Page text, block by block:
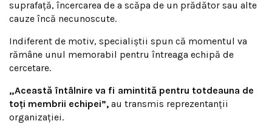
suprafață, încercarea de a scăpa de un prădător sau alte
cauze încă necunoscute.
Indiferent de motiv, specialiștii spun că momentul va
rămâne unul memorabil pentru întreaga echipă de
cercetare.
„Această întâlnire va fi amintită pentru totdeauna de
toți membrii echipei”, au transmis reprezentanții
organizației.